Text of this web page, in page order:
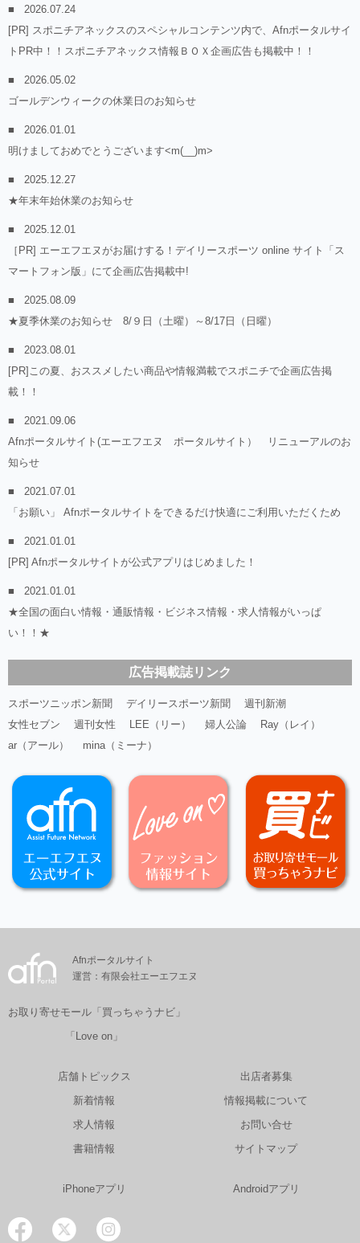
2026.07.24
[PR] スポニチアネックスのスペシャルコンテンツ内で、Afnポータルサイ
トPR中！！スポニチアネックス情報ＢＯＸ企画広告も掲載中！！
2026.05.02
ゴールデンウィークの休業日のお知らせ
2026.01.01
明けましておめでとうございます<m(__)m>
2025.12.27
★年末年始休業のお知らせ
2025.12.01
［PR] エーエフエヌがお届けする！デイリースポーツ online サイト「ス
マートフォン版」にて企画広告掲載中!
2025.08.09
★夏季休業のお知らせ 8/９日（土曜）～8/17日（日曜）
2023.08.01
[PR]この夏、おススメしたい商品や情報満載でスポニチで企画広告掲
載！！
2021.09.06
Afnポータルサイト(エーエフエヌ ポータルサイト） リニューアルのお
知らせ
2021.07.01
「お願い」 Afnポータルサイトをできるだけ快適にご利用いただくため
2021.01.01
[PR] Afnポータルサイトが公式アプリはじめました！
2021.01.01
★全国の面白い情報・通販情報・ビジネス情報・求人情報がいっぱ
い！！★
広告掲載誌リンク
スポーツニッポン新聞 デイリースポーツ新聞
週刊新潮
女性セブン
週刊女性 LEE（リー） 婦人公論
Ray（レイ）
ar（アール）
mina（ミーナ）
Afnポータルサイト
運営：有限会社エーエフエヌ
お取り寄せモール「買っちゃうナビ」
「Love on」
店舗トピックス
新着情報
求人情報
書籍情報
出店者募集
情報掲載について
お問い合せ
サイトマップ
iPhoneアプリ Androidアプリ